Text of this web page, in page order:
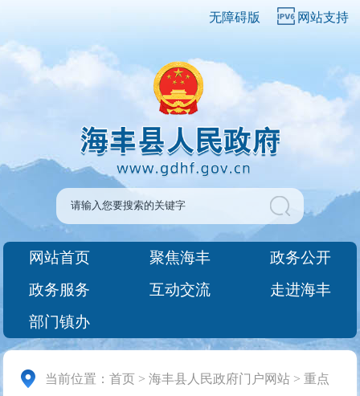
无障碍版 网站支持
网站首页 聚焦海丰
政务公开
政务服务
互动交流
走进海丰
部门镇办
当前位置：首页 >海丰县人民政府门户网站 >重点